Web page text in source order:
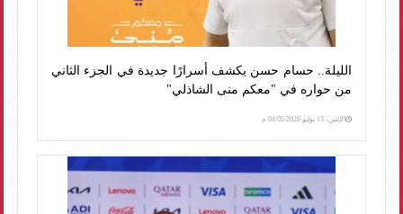
الليلة.. حسام حسن يكشف أسرارًا جديدة في الجزء الثاني
من حواره في "معكم منى الشاذلي"
الإثنين، 13 يوليو 2026 04:05 م